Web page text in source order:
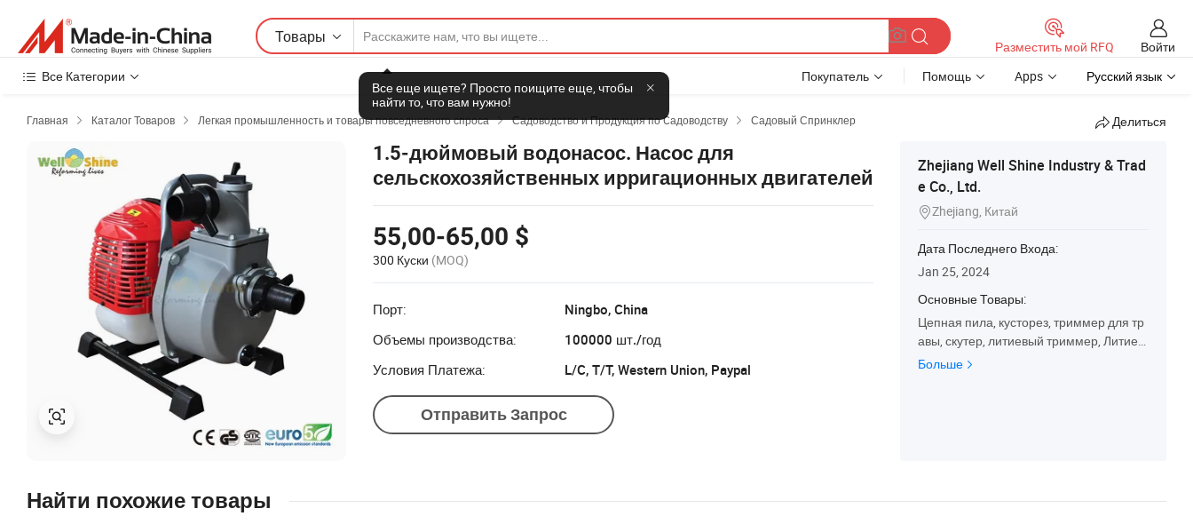
Товары
Все еще ищете? Просто поищите еще, чтобы
найти то, что вам нужно!
Разместить мой RFQ
Войти
Все Категории
Покупатель Помощь Apps Русский язык
Главная  Каталог Товаров  Легкая промышленность и товары повседневного спроса  Садоводство и Продукция по Cадоводству  Садовый Спринклер Делиться
1.5-дюймовый водонасос. Насос для
сельскохозяйственных ирригационных двигателей
55,00-65,00 $
300 Куски (MOQ)
Порт:
Ningbo, China
Объемы производства:
100000 шт./год
Условия Платежа:
L/C, T/T, Western Union, Paypal
Отправить Запрос
Zhejiang Well Shine Industry & Trad
e Co., Ltd.
Zhejiang, Китай
Дата Последнего Входа:
Jan 25, 2024
Основные Товары:
Цепная пила, кусторез, триммер для тр
авы, скутер, литиевый триммер, Литиев
ая щетка, ножницы для живой изгороди,
Больше
Найти похожие товары